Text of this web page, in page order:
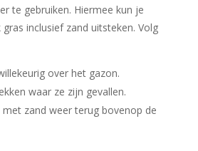
te gebruiken. Hiermee kun je
inclusief zand uitsteken. Volg
over het gazon.
waar ze zijn gevallen.
zand weer terug bovenop de